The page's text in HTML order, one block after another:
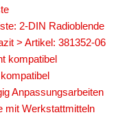
2-DIN Radioblende
> Artikel: 381352-06
kompatibel
Anpassungsarbeiten
mit Werkstattmitteln